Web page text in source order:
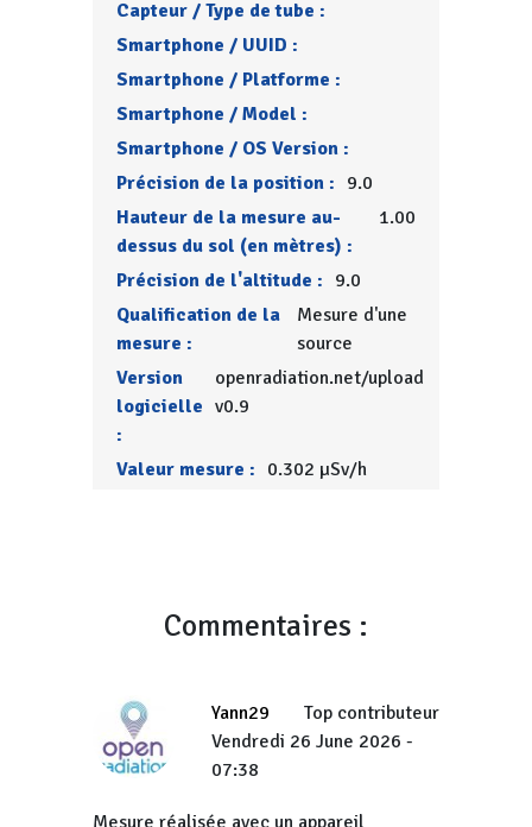
Capteur / Type de tube :
Smartphone / UUID :
Smartphone / Platforme :
Smartphone / Model :
Smartphone / OS Version :
Précision de la position : 9.0
Hauteur de la mesure au-
dessus du sol (en mètres) :
1.00
Précision de l'altitude : 9.0
Qualification de la
mesure :
Mesure d'une
source
Version
logicielle
:
openradiation.net/upload
v0.9
Valeur mesure : 0.302 µSv/h
Commentaires :
Yann29
Top contributeur
Vendredi 26 June 2026 -
07:38
Mesure réalisée avec un appareil